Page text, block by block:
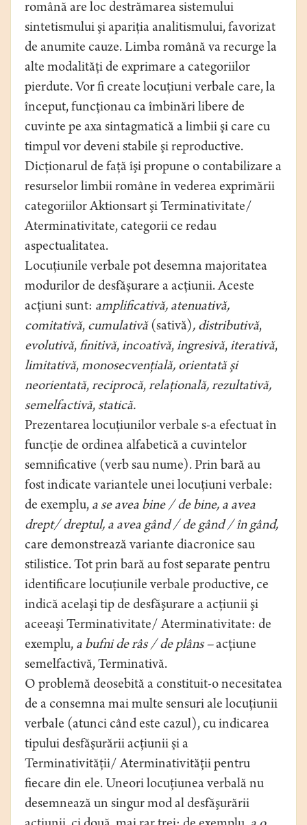
română are loc destrămarea sistemului
sintetismului şi apariţia analitismului, favorizat
de anumite cauze. Limba română va recurge la
alte modalităţi de exprimare a categoriilor
pierdute. Vor fi create locuţiuni verbale care, la
început, funcţionau ca îmbinări libere de
cuvinte pe axa sintagmatică a limbii şi care cu
timpul vor deveni stabile şi reproductive.
Dicţionarul de faţă îşi propune o contabilizare a
resurselor limbii române în vederea exprimării
categoriilor Aktionsart şi Terminativitate/
Aterminativitate, categorii ce redau
aspectualitatea.
Locuţiunile verbale pot desemna majoritatea
modurilor de desfăşurare a acţiunii. Aceste
acţiuni sunt: amplificativă, atenuativă,
comitativă, cumulativă (sativă), distributivă,
evolutivă,finitivă,incoativă,ingresivă,iterativă,
limitativă,monosecvenţială, orientată şi
neorientată,reciprocă,relaţională, rezultativă,
semelfactivă, statică.
Prezentarea locuţiunilor verbale s-a efectuat în
funcţie de ordinea alfabetică a cuvintelor
semnificative (verb sau nume). Prin bară au
fost indicate variantele unei locuţiuni verbale:
de exemplu, a se avea bine / de bine, a avea
drept/ dreptul, a avea gând / de gând / în gând,
care demonstrează variante diacronice sau
stilistice. Tot prin bară au fost separate pentru
identificare locuţiunile verbale productive, ce
indică acelaşi tip de desfăşurare a acţiunii şi
aceeaşi Terminativitate/ Aterminativitate: de
exemplu, a bufni de râs / de plâns –acţiune
semelfactivă, Terminativă.
O problemă deosebită a constituit-o necesitatea
de a consemna mai multe sensuri ale locuţiunii
verbale (atunci când este cazul), cu indicarea
tipului desfăşurării acţiunii şi a
Terminativităţii/ Aterminativităţii pentru
fiecare din ele. Uneori locuţiunea verbală nu
desemnează un singur mod al desfăşurării